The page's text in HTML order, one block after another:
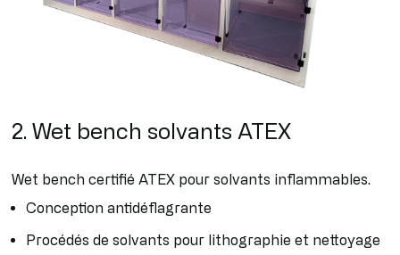
2. Wet bench solvants ATEX
Wet bench certifié ATEX pour solvants inflammables.
Conception antidéflagrante
Procédés de solvants pour lithographie et nettoyage